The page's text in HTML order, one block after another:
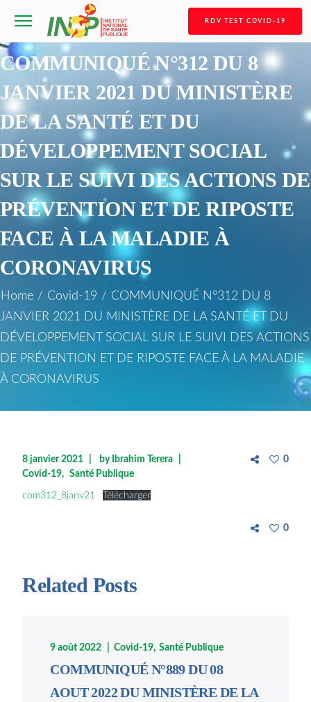
RDV TEST COVID-19
COMMUNIQUÉ N°312 DU 8
JANVIER 2021 DU MINISTÈRE
DE LA SANTÉ ET DU
DÉVELOPPEMENT SOCIAL
SUR LE SUIVI DES ACTIONS DE
PRÉVENTION ET DE RIPOSTE
FACE À LA MALADIE À
CORONAVIRUS
Home / Covid-19 / COMMUNIQUÉ N°312 DU 8
JANVIER 2021 DU MINISTÈRE DE LA SANTÉ ET DU
DÉVELOPPEMENT SOCIAL SUR LE SUIVI DES ACTIONS
DE PRÉVENTION ET DE RIPOSTE FACE À LA MALADIE
À CORONAVIRUS
8 janvier 2021 by Ibrahim Terera
Covid-19
Santé Publique
0
com312_8janv21 Télécharger
0
Related Posts
9 août 2022 Covid-19 Santé Publique
COMMUNIQUÉ N°889 DU 08
AOUT 2022 DU MINISTÈRE DE LA